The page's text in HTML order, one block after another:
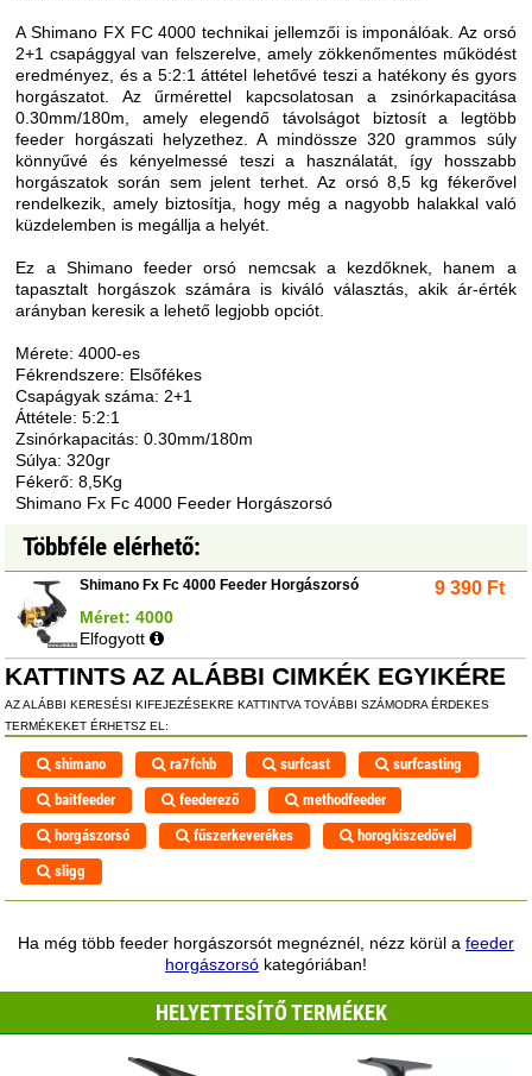
A Shimano FX FC 4000 technikai jellemzői is imponálóak. Az orsó
2+1 csapággyal van felszerelve, amely zökkenőmentes működést
eredményez, és a 5:2:1 áttétel lehetővé teszi a hatékony és gyors
horgászatot. Az űrmérettel kapcsolatosan a zsinórkapacitása
0.30mm/180m, amely elegendő távolságot biztosít a legtöbb
feeder horgászati helyzethez. A mindössze 320 grammos súly
könnyűvé és kényelmessé teszi a használatát, így hosszabb
horgászatok során sem jelent terhet. Az orsó 8,5 kg fékerővel
rendelkezik, amely biztosítja, hogy még a nagyobb halakkal való
küzdelemben is megállja a helyét.
Ez a Shimano feeder orsó nemcsak a kezdőknek, hanem a
tapasztalt horgászok számára is kiváló választás, akik ár-érték
arányban keresik a lehető legjobb opciót.
Mérete: 4000-es
Fékrendszere: Elsőfékes
Csapágyak száma: 2+1
Áttétele: 5:2:1
Zsinórkapacitás: 0.30mm/180m
Súlya: 320gr
Fékerő: 8,5Kg
Shimano Fx Fc 4000 Feeder Horgászorsó
Többféle elérhető:
Shimano Fx Fc 4000 Feeder Horgászorsó
Méret: 4000
Elfogyott
9 390 Ft
KATTINTS AZ ALÁBBI CIMKÉK EGYIKÉRE
AZ ALÁBBI KERESÉSI KIFEJEZÉSEKRE KATTINTVA TOVÁBBI SZÁMODRA ÉRDEKES
TERMÉKEKET ÉRHETSZ EL:
shimano ra7fchb surfcast
surfcasting
baitfeeder
feederező
methodfeeder
horgászorsó
fűszerkeverékes
horogkiszedővel
sligg
Ha még több feeder horgászorsót megnéznél, nézz körül a feeder
horgászorsó kategóriában!
HELYETTESÍTŐ TERMÉKEK